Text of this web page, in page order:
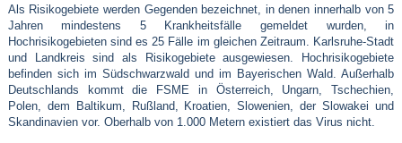
Als Risikogebiete werden Gegenden bezeichnet, in denen innerhalb von 5
Jahren mindestens 5 Krankheitsfälle gemeldet wurden, in
Hochrisikogebieten sind es 25 Fälle im gleichen Zeitraum. Karlsruhe-Stadt
und Landkreis sind als Risikogebiete ausgewiesen. Hochrisikogebiete
befinden sich im Südschwarzwald und im Bayerischen Wald. Außerhalb
Deutschlands kommt die FSME in Österreich, Ungarn, Tschechien,
Polen, dem Baltikum, Rußland, Kroatien, Slowenien, der Slowakei und
Skandinavien vor. Oberhalb von 1.000 Metern existiert das Virus nicht.